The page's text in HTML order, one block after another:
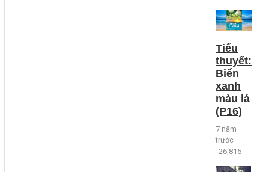
Tiểu
thuyết:
Biển
xanh
màu lá
(P16)
7 năm
trước
26,815